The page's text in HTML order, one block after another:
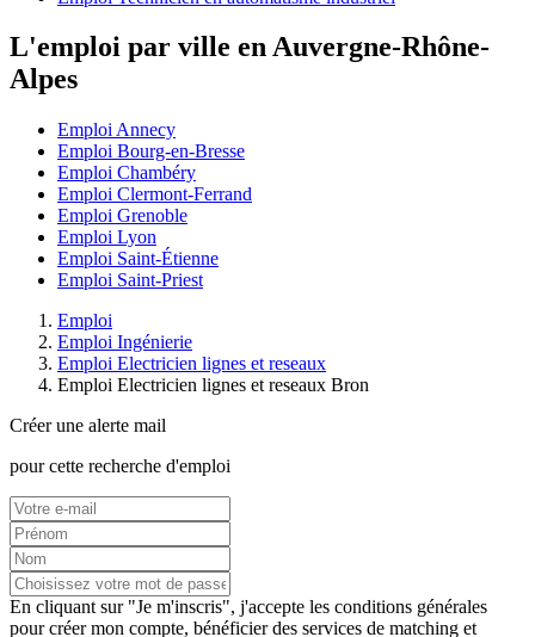
L'emploi par ville en Auvergne-Rhône-
Alpes
Emploi Annecy
Emploi Bourg-en-Bresse
Emploi Chambéry
Emploi Clermont-Ferrand
Emploi Grenoble
Emploi Lyon
Emploi Saint-Étienne
Emploi Saint-Priest
Emploi
Emploi Ingénierie
Emploi Electricien lignes et reseaux
Emploi Electricien lignes et reseaux Bron
Créer une alerte mail
pour cette recherche d'emploi
En cliquant sur "Je m'inscris", j'accepte les conditions générales
pour créer mon compte, bénéficier des services de matching et